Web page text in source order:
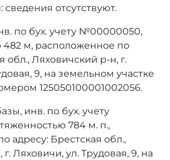
отсутствуют.
по бух. учету №00000050,
м, расположенное по
обл., Ляховичский р-н, г.
9, на земельном участке
125050100001002056.
инв. по бух. учету
784 м. п.,
адресу: Брестская обл.,
Ляховичи, ул. Трудовая, 9, на